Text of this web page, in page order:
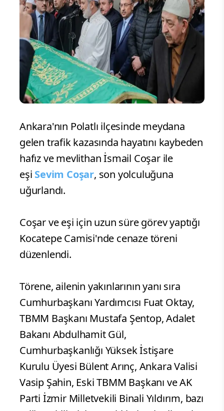
Ankara'nın Polatlı ilçesinde meydana
gelen trafik kazasında hayatını kaybeden
hafız ve mevlithan İsmail Coşar ile
eşi Sevim Coşar, son yolculuğuna
uğurlandı.
Coşar ve eşi için uzun süre görev yaptığı
Kocatepe Camisi'nde cenaze töreni
düzenlendi.
Törene, ailenin yakınlarının yanı sıra
Cumhurbaşkanı Yardımcısı Fuat Oktay,
TBMM Başkanı Mustafa Şentop, Adalet
Bakanı Abdulhamit Gül,
Cumhurbaşkanlığı Yüksek İstişare
Kurulu Üyesi Bülent Arınç, Ankara Valisi
Vasip Şahin, Eski TBMM Başkanı ve AK
Parti İzmir Milletvekili Binali Yıldırım, bazı